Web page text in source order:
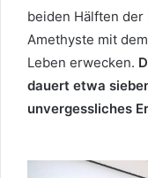
beiden Hälften
Amethyste mit
Leben erwecken.
dauert etwa
unvergessliches